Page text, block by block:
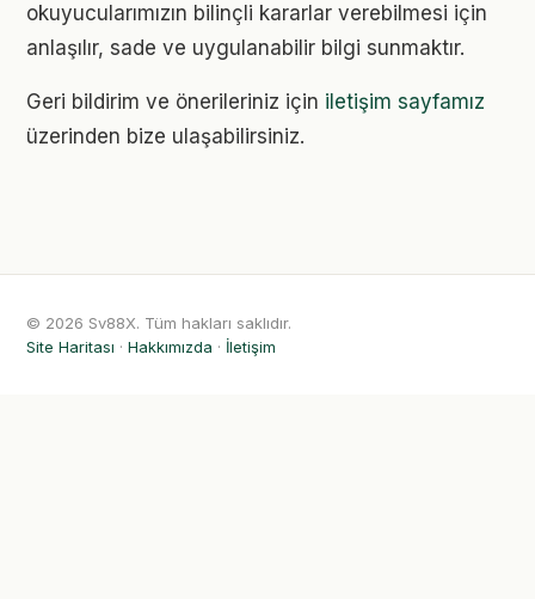
okuyucularımızın bilinçli kararlar verebilmesi için
anlaşılır, sade ve uygulanabilir bilgi sunmaktır.
Geri bildirim ve önerileriniz için iletişim sayfamız
üzerinden bize ulaşabilirsiniz.
© 2026 Sv88X. Tüm hakları saklıdır.
Site Haritası · Hakkımızda · İletişim